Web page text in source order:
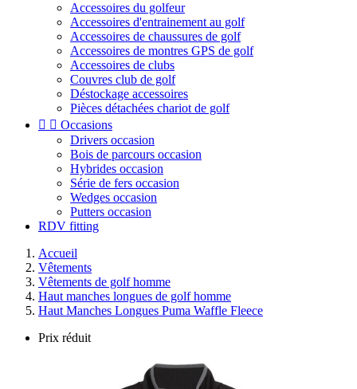
Accessoires du golfeur
Accessoires d'entrainement au golf
Accessoires de chaussures de golf
Accessoires de montres GPS de golf
Accessoires de clubs
Couvres club de golf
Déstockage accessoires
Pièces détachées chariot de golf
  Occasions
Drivers occasion
Bois de parcours occasion
Hybrides occasion
Série de fers occasion
Wedges occasion
Putters occasion
RDV fitting
Accueil
Vêtements
Vêtements de golf homme
Haut manches longues de golf homme
Haut Manches Longues Puma Waffle Fleece
Prix réduit